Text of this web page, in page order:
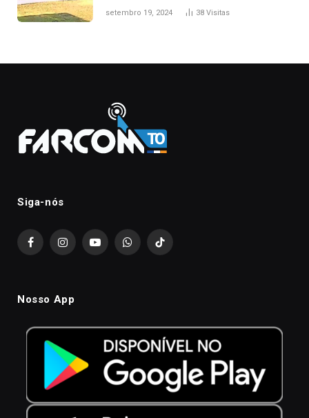
durante confusão no trânsito
setembro 19, 2024 38 Visitas
Siga-nós
FacebookInstagramYouTubeWhatsAppTikTok
Nosso App